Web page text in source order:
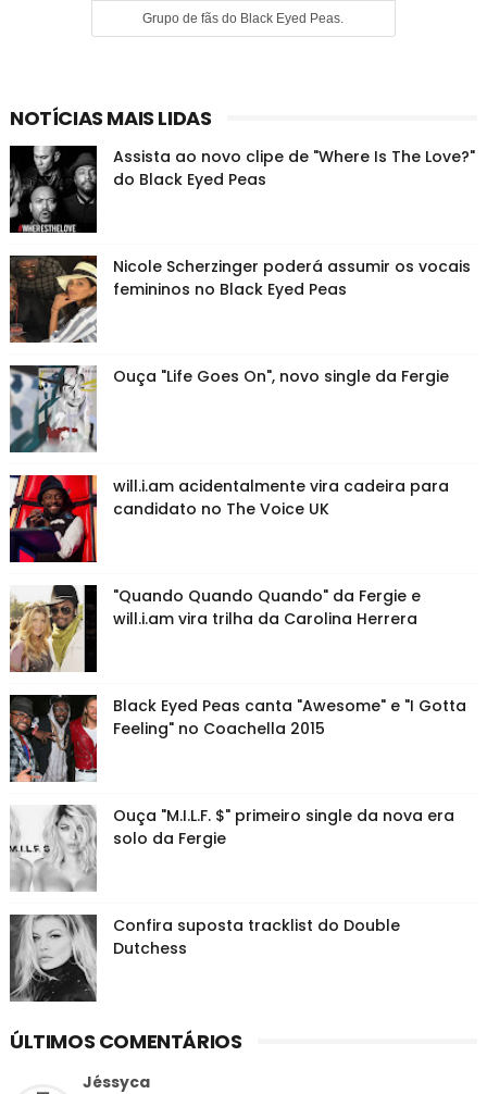
Grupo de fãs do Black Eyed Peas.
NOTÍCIAS MAIS LIDAS
Assista ao novo clipe de "Where Is The Love?"
do Black Eyed Peas
Nicole Scherzinger poderá assumir os vocais
femininos no Black Eyed Peas
Ouça "Life Goes On", novo single da Fergie
will.i.am acidentalmente vira cadeira para
candidato no The Voice UK
"Quando Quando Quando" da Fergie e
will.i.am vira trilha da Carolina Herrera
Black Eyed Peas canta "Awesome" e "I Gotta
Feeling" no Coachella 2015
Ouça "M.I.L.F. $" primeiro single da nova era
solo da Fergie
Confira suposta tracklist do Double
Dutchess
ÚLTIMOS COMENTÁRIOS
Jéssyca